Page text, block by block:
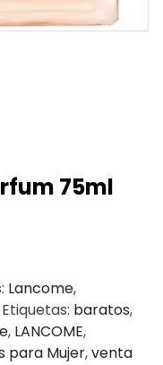
75ml
Lancome,
Etiquetas: baratos,
, LANCOME,
para Mujer,venta